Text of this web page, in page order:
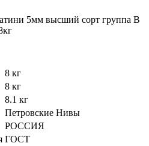
8 кг
8 кг
8.1 кг
Петровские Нивы
РОССИЯ
ГОСТ